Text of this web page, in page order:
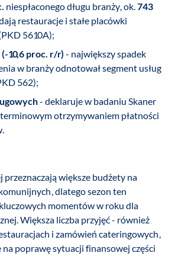
niespłaconego długu branży, ok.743
restauracje i stałe placówki
5610A);
(-10,6 proc. r/r) - największy spadek
w branży odnotował segment usług
562);
- deklaruje w badaniu Skaner
otrzymywaniem płatności
przeznaczają większe budżety na
dlatego sezon ten
momentów w roku dla
Większa liczba przyjęć - również
i zamówień cateringowych,
na poprawę sytuacji finansowej części